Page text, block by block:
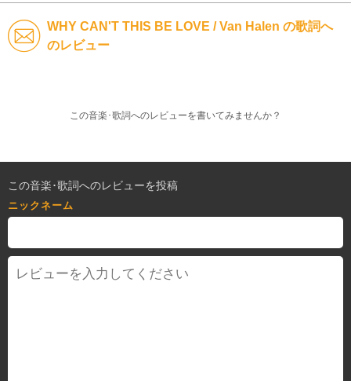
WHY CAN'T THIS BE LOVE / Van Halen の歌詞へ
のレビュー
この音楽･歌詞へのレビューを書いてみませんか？
この音楽･歌詞へのレビューを投稿
ニックネーム